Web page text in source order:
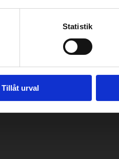
Statistik
Tillåt urval